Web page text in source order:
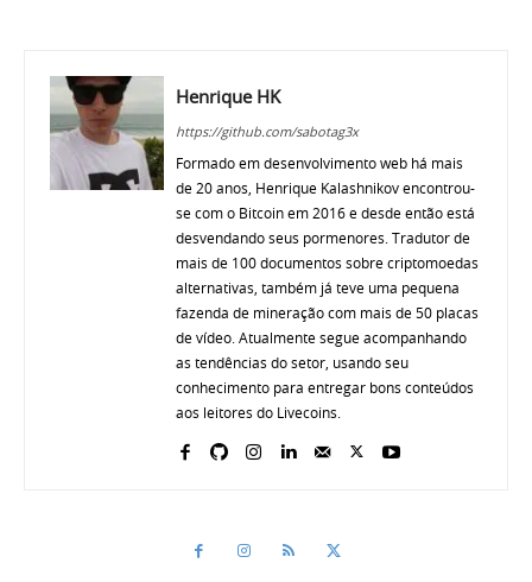
Henrique HK
https://github.com/sabotag3x
Formado em desenvolvimento web há mais
de 20 anos, Henrique Kalashnikov encontrou-
se com o Bitcoin em 2016 e desde então está
desvendando seus pormenores. Tradutor de
mais de 100 documentos sobre criptomoedas
alternativas, também já teve uma pequena
fazenda de mineração com mais de 50 placas
de vídeo. Atualmente segue acompanhando
as tendências do setor, usando seu
conhecimento para entregar bons conteúdos
aos leitores do Livecoins.